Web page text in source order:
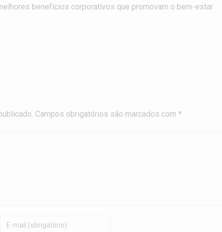
benefícios corporativos que promovam o bem-estar
Campos obrigatórios são marcados com *